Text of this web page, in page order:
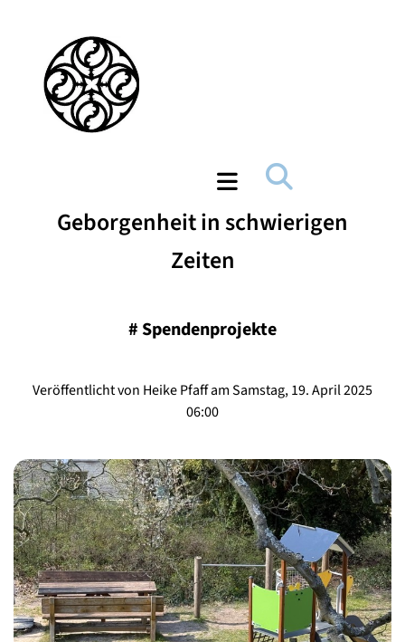
Geborgenheit in schwierigen
Zeiten
# Spendenprojekte
Veröffentlicht von Heike Pfaff am Samstag, 19. April 2025
06:00